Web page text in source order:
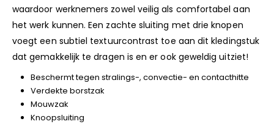
waardoor werknemers zowel veilig als comfortabel aan
het werk kunnen. Een zachte sluiting met drie knopen
voegt een subtiel textuurcontrast toe aan dit kledingstuk
dat gemakkelijk te dragen is en er ook geweldig uitziet!
Beschermt tegen stralings-, convectie- en contacthitte
Verdekte borstzak
Mouwzak
Knoopsluiting